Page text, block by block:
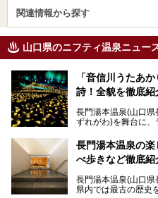
関連情報から探す
山口県のニフティ温泉ニュー
「音信川うたあ
詩！全貌を徹底紹
長門湯本温泉(山口県
ずれがわ)を舞台に、
～3月3日(日)。詩の
光の演出や、地元児
街を一段と輝かせて
今回は筆者自ら「音
全貌を徹底紹介。ま
長門湯本温泉の
べ歩きなど徹底紹
長門湯本温泉(山口
県内では最古の歴史